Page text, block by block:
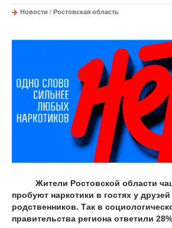
Новости / Ростовская область
Жители Ростовской области
пробуют наркотики в гостях у
родственников. Так в
правительства региона ответили